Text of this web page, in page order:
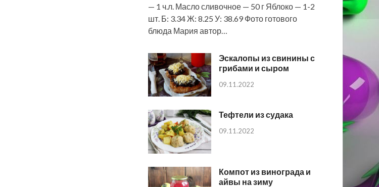
— 1 ч.л. Масло сливочное — 50 г Яблоко — 1-2
шт. Б: 3.34 Ж: 8.25 У: 38.69 Фото готового
блюда Мария автор…
Эскалопы из свинины с
грибами и сыром
09.11.2022
Тефтели из судака
09.11.2022
Компот из винограда и
айвы на зиму